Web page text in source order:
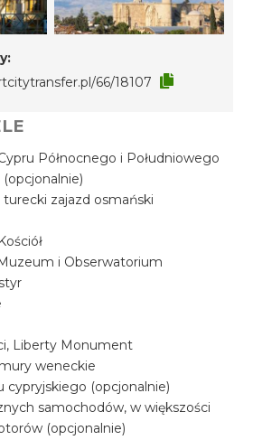
66/18107
Północnego i Południowego
zajazd osmański
i Obserwatorium
Liberty Monument
weneckie
cypryjskiego (opcjonalnie)
samochodów, w większości
(opcjonalnie)